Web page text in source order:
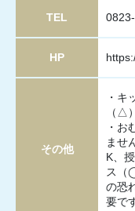
TEL
HP
その他
・キ
（△
・お
ませ
K、
ス（
の恐
要で